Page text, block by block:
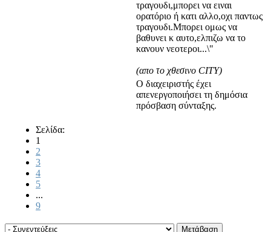
τραγουδι,μπορει να ειναι
ορατόριο ή κατι αλλο,οχι παντως
τραγουδι.Μπορει ομως να
βαθυνει κ αυτο,ελπιζω να το
κανουν νεοτεροι...\"
(απο το χθεσινο CITY)
Ο διαχειριστής έχει
απενεργοποιήσει τη δημόσια
πρόσβαση σύνταξης.
Σελίδα:
1
2
3
4
5
...
9